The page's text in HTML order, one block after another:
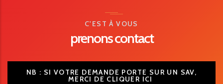
C'EST À VOUS
prenons contact
NB : SI VOTRE DEMANDE PORTE SUR UN SAV,
MERCI DE CLIQUER ICI